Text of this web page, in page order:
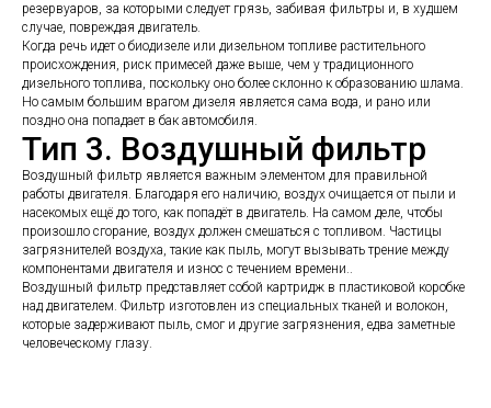
резервуаров, за которыми следует грязь, забивая фильтры и, в худшем
случае, повреждая двигатель.
Когда речь идет о биодизеле или дизельном топливе растительного
происхождения, риск примесей даже выше, чем у традиционного
дизельного топлива, поскольку оно более склонно к образованию шлама.
Но самым большим врагом дизеля является сама вода, и рано или
поздно она попадает в бак автомобиля.
Тип 3. Воздушный фильтр
Воздушный фильтр является важным элементом для правильной
работы двигателя. Благодаря его наличию, воздух очищается от пыли и
насекомых ещё до того, как попадёт в двигатель. На самом деле, чтобы
произошло сгорание, воздух должен смешаться с топливом. Частицы
загрязнителей воздуха, такие как пыль, могут вызывать трение между
компонентами двигателя и износ с течением времени..
Воздушный фильтр представляет собой картридж в пластиковой коробке
над двигателем. Фильтр изготовлен из специальных тканей и волокон,
которые задерживают пыль, смог и другие загрязнения, едва заметные
человеческому глазу.